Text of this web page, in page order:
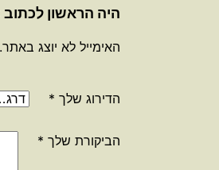
היה הראשון לכתוב
האימייל לא יוצג באתר.
הדירוג שלך *
הביקורת שלך *